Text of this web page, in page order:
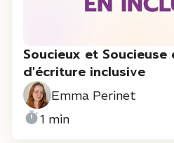
Soucieux et
d'écriture inclusive
Emma Perinet
1 min